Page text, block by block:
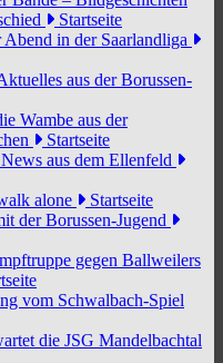
Startseite
in der Saarlandliga
aus der Borussen-
Wambe aus der
Startseite
aus dem Ellenfeld
alone
Startseite
der Borussen-Jugend
gegen Ballweilers
vom Schwalbach-Spiel
die JSG Mandelbachtal